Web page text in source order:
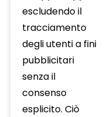
escludendo il
tracciamento
degli utenti a fini
pubblicitari
senza il
consenso
esplicito. Ciò